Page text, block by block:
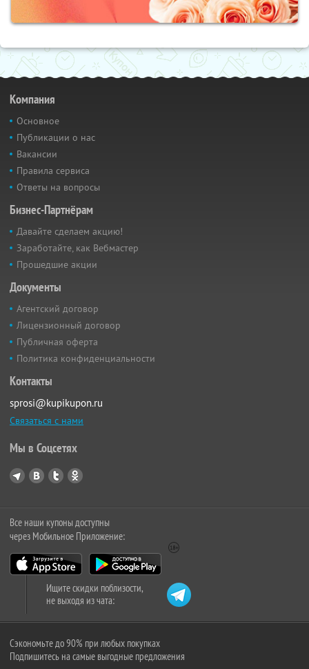
Компания
Основное
Публикации о нас
Вакансии
Правила сервиса
Ответы на вопросы
Бизнес-Партнёрам
Давайте сделаем акцию!
Заработайте, как Вебмастер
Прошедшие акции
Документы
Агентский договор
Лицензионный договор
Публичная оферта
Политика конфиденциальности
Контакты
sprosi@kupikupon.ru
Связаться с нами
Мы в Соцсетях
Все наши купоны доступны
через Мобильное Приложение:
Ищите скидки поблизости,
не выходя из чата:
Сэкономьте до 90% при любых покупках
Подпишитесь на самые выгодные предложения